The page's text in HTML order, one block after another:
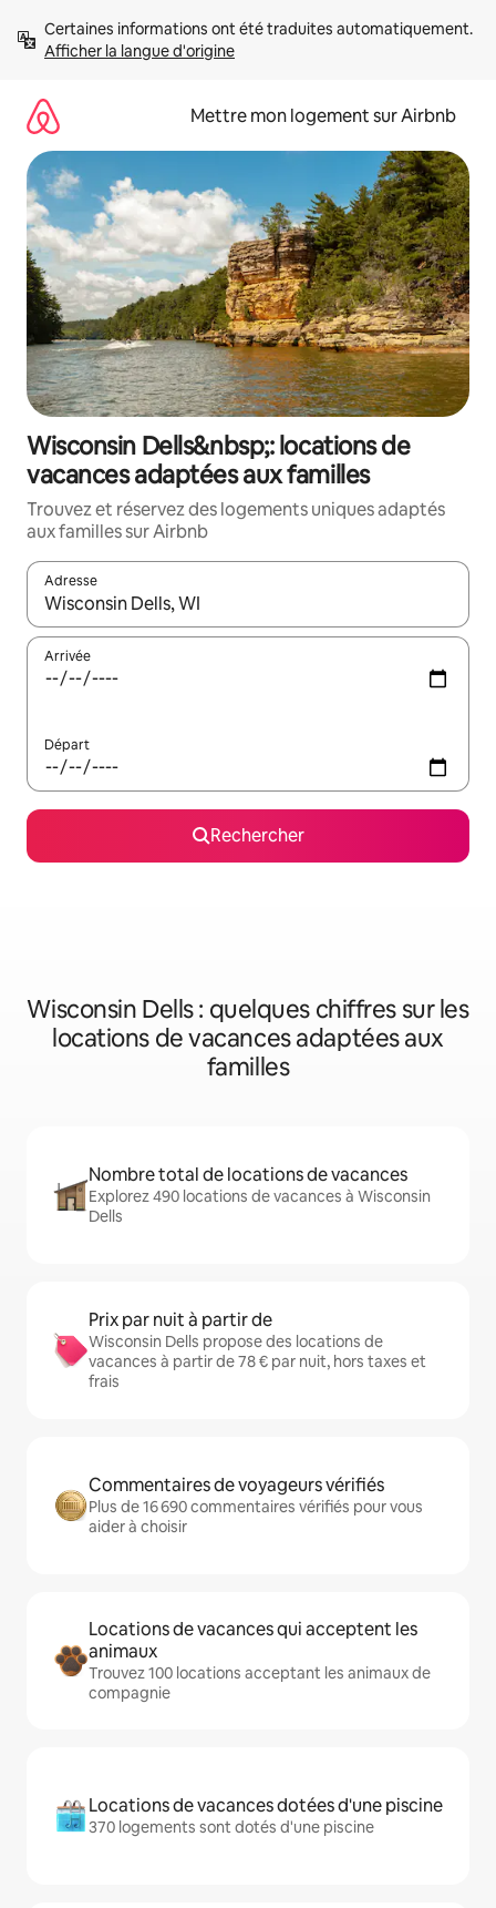
directement
Afficher la langue d'origine
Mettre mon logement sur Airbnb
Wisconsin Dells&nbsp;: locations de
vacances adaptées aux familles
Trouvez et réservez des logements uniques adaptés
aux familles sur Airbnb
Adresse
Lorsque les résultats s'affichent, utilisez les flèches vers le
Arrivée
Départ
Rechercher
Wisconsin Dells : quelques chiffres sur les
locations de vacances adaptées aux
familles
Nombre total de locations de vacances
Explorez 490 locations de vacances à Wisconsin
Dells
Prix par nuit à partir de
Wisconsin Dells propose des locations de
vacances à partir de 78 € par nuit, hors taxes et
frais
Commentaires de voyageurs vérifiés
Plus de 16 690 commentaires vérifiés pour vous
aider à choisir
Locations de vacances qui acceptent les
animaux
Trouvez 100 locations acceptant les animaux de
compagnie
Locations de vacances dotées d'une piscine
370 logements sont dotés d'une piscine